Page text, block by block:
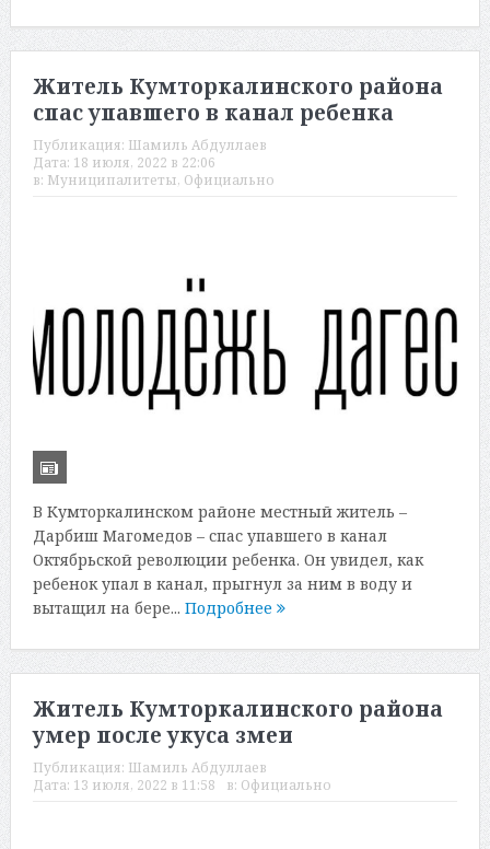
Житель Кумторкалинского района
спас упавшего в канал ребенка
Публикация: Шамиль Абдуллаев
Дата: 18 июля, 2022 в 22:06
в: Муниципалитеты, Официально
В Кумторкалинском районе местный житель –
Дарбиш Магомедов – спас упавшего в канал
Октябрьской революции ребенка. Он увидел, как
ребенок упал в канал, прыгнул за ним в воду и
вытащил на бере... Подробнее
Житель Кумторкалинского района
умер после укуса змеи
Публикация: Шамиль Абдуллаев
Дата: 13 июля, 2022 в 11:58 в: Официально